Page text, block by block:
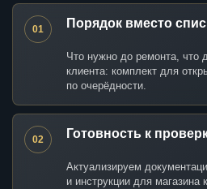
01 Порядок вместо
Что нужно до ремонта, что
клиента: комплект для
по очерёдности.
02 Готовность к
Актуализируем
и инструкции для магазина